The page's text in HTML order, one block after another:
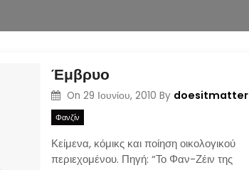
Έμβρυο
On 29 Ιουνίου, 2010 By doesitmatter
Φανζίν
Κείμενα, κόμικς και ποίηση οικολογικού
περιεχομένου. Πηγή: “Το Φαν-Ζέιν της